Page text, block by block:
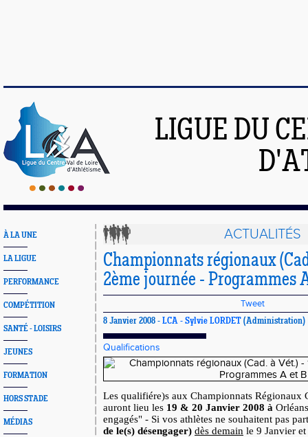
LIGUE DU
À LA UNE
LA LIGUE
PERFORMANCE
COMPÉTITION
SANTÉ - LOISIRS
JEUNES
FORMATION
HORS STADE
MÉDIAS
ACTUALITÉS
Championnats régionaux
2ème journée - Programmes
Tweet
8 Janvier 2008 - LCA - Sylvie LORDET (Administration)
Qualifications
Les qualifiére)s aux Championnats Régionaux
auront lieu les 19 & 20 Janvier 2008 à
engagés" - Si vos athlètes ne souhaitent pas
de le(s) désengager) dès demain le 9 Janvier